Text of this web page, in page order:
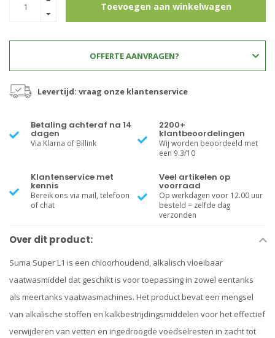
Toevoegen aan winkelwagen
OFFERTE AANVRAGEN?
Levertijd: vraag onze klantenservice
Betaling achteraf na 14
dagen
Via Klarna of Billink
2200+
klantbeoordelingen
Wij worden beoordeeld met
een 9.3/10
Klantenservice met
kennis
Bereik ons via mail, telefoon
of chat
Veel artikelen op
voorraad
Op werkdagen voor 12.00 uur
besteld = zelfde dag
verzonden
Over dit product:
Suma Super L1 is een chloorhoudend, alkalisch vloeibaar
vaatwasmiddel dat geschikt is voor toepassing in zowel eentanks
als meertanks vaatwasmachines. Het product bevat een mengsel
van alkalische stoffen en kalkbestrijdingsmiddelen voor het effectief
verwijderen van vetten en ingedroogde voedselresten in zacht tot